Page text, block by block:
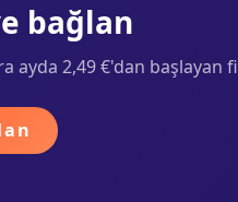
bağlan
ayda 2,49 €'dan başlayan